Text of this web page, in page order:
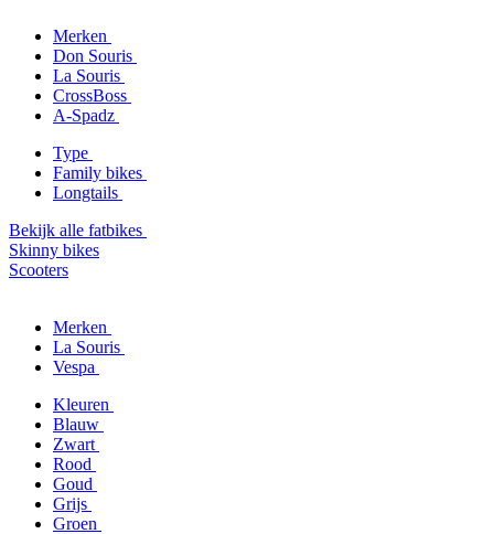
Merken
Don Souris
La Souris
CrossBoss
A-Spadz
Type
Family bikes
Longtails
Bekijk alle fatbikes
Skinny bikes
Scooters
Merken
La Souris
Vespa
Kleuren
Blauw
Zwart
Rood
Goud
Grijs
Groen